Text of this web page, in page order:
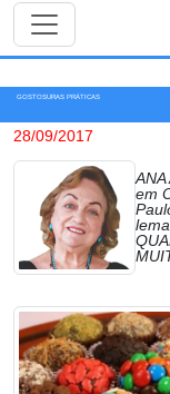
GOSTOSURAS PRÁTICAS
28/09/2017
em